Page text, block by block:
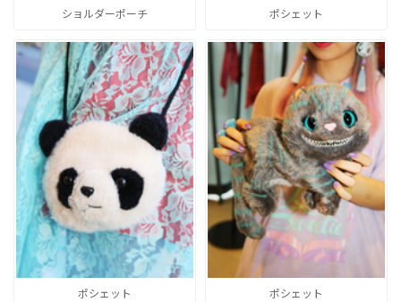
ショルダーポーチ ポシェット
ポシェット ポシェット